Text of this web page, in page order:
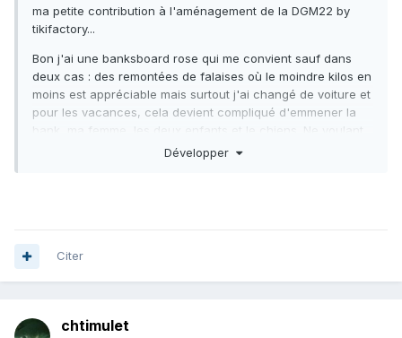
ma petite contribution à l'aménagement de la DGM22 by
tikifactory...
Bon j'ai une banksboard rose qui me convient sauf dans
deux cas : des remontées de falaises où le moindre kilos en
moins est appréciable mais surtout j'ai changé de voiture et
pour les vacances, cela devient compliqué d'emmener la
bank, ma femme, les deux enfants et le chiens. Ne voulant
pas abandonné ma femme,j'ai donc pris l'option planche
Développer
Citer
chtimulet